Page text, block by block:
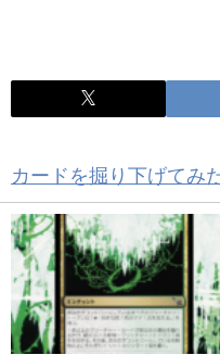
カードを掘り下げてみ